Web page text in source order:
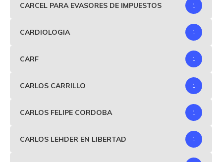
CARCEL PARA EVASORES DE IMPUESTOS 1
CARDIOLOGIA 1
CARF 1
CARLOS CARRILLO 1
CARLOS FELIPE CORDOBA 1
CARLOS LEHDER EN LIBERTAD 1